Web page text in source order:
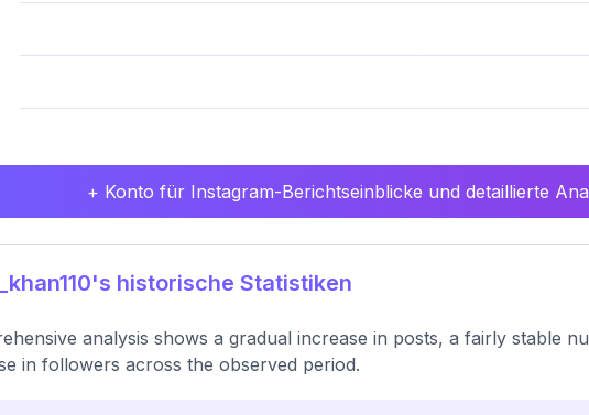
+ Konto für Instagram-Berichtseinblicke und detaillierte
historische Statistiken
analysis shows a gradual increase in posts, a fairly stable
in followers across the observed period.